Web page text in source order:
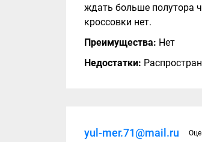
ждать больше полутора
кроссовки нет.
Преимущества: Нет
Недостатки:
yul-mer.71@mail.ru